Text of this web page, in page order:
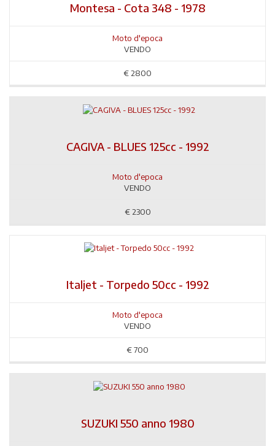
Montesa - Cota 348 - 1978
Moto d'epoca
VENDO
€2800
CAGIVA - BLUES 125cc - 1992
Moto d'epoca
VENDO
€ 2300
Italjet - Torpedo 50cc - 1992
Moto d'epoca
VENDO
€700
SUZUKI 550 anno 1980